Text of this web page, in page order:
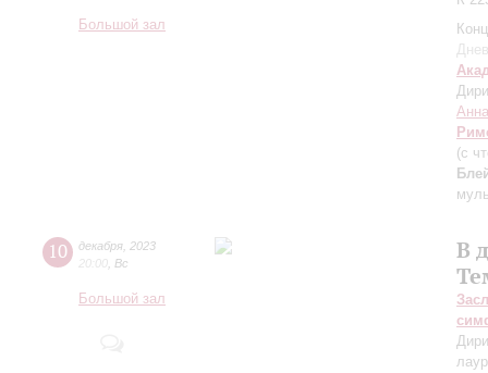
Большой зал
(с
10 декабря 2023
20:00 Вс
Большой зал
В